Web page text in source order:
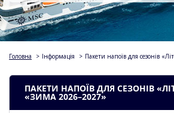
Головна > Інформація > Пакети напоїв для сезонів
ПАКЕТИ НАПОЇВ ДЛЯ СЕЗОНІВ
«ЗИМА 2026–2027»